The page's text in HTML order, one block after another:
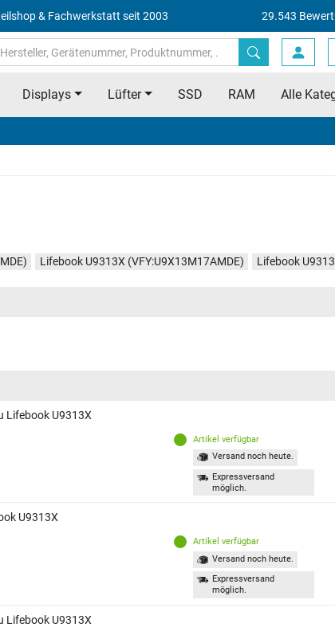
& Fachwerkstatt seit 2003 29.543
Displays Lüfter SSD RAM Alle
Lifebook U9313X (VFY:U9X13M17AMDE)
Lifebook
Lifebook U9313X
Artikel verfügbar
Versand noch heute.
Expressversand
möglich.
U9313X
Artikel verfügbar
Versand noch heute.
Expressversand
möglich.
Lifebook U9313X